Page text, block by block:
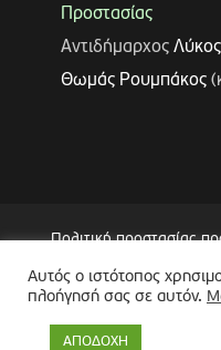
Προστασίας
Αντιδήμαρχος
Θωμάς Ρουμπάκος
Πολιτική προστασίας
Επεξεργασίας Δεδομένων
(CCTV)-
Copyright ©
Αυτός ο ιστότοπος
πλοήγησή σας σε αυτόν.
ΑΠΟΔΟΧΗ